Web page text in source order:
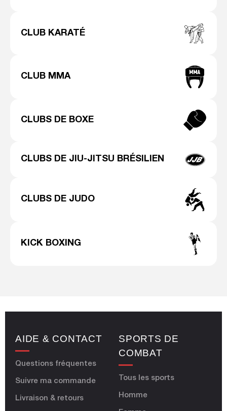
CLUB KARATÉ
CLUB MMA
CLUBS DE BOXE
CLUBS DE JIU-JITSU BRÉSILIEN
CLUBS DE JUDO
KICK BOXING
AIDE & CONTACT
Questions fréquentes
Suivre ma commande
Livraison & retours
SPORTS DE
COMBAT
Tous les sports
Homme